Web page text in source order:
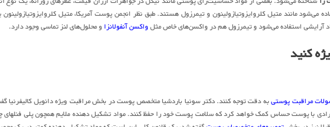
می‌شود مانند متیل کلروایزوتیازولینون و تیمرزول هستند. طبق نظر انجمن پوست آمریکا، متیل
آرایشی استفاده می‌شود و تیمرزول هم در واکسن‌های خاص مثلواکسن آنفولانزا و محلول‌های لنز تماسی وجود دارد.
کنید
مراقبت پوستیبه دقت توجه کنند. دکتر سونیا باردشیا متخصص پوست در بخش مراقبت ویژه دانویل کالیفرنیا
با پوست حساس کمک خواهد کرد که سلامت پوست خود را حفظ کنند. مواد تشکیل دهنده ملایم همچون پلی فنلهای